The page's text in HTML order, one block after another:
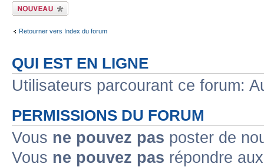
Écrire un nouveau
sujet
Retourner vers Index du forum
QUI EST EN LIGNE
Utilisateurs parcourant ce forum:
PERMISSIONS DU FORUM
Vous ne pouvez pas poster de
Vous ne pouvez pas répondre